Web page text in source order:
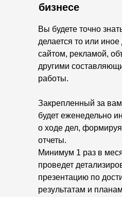
бизнесе
Вы будете точно
делается то или
сайтом, рекламой,
другими
работы.
Закрепленный за
будет еженедельно
о ходе дел,
отчеты.
Минимум 1 раз в
проведет
презентацию по
результатам и